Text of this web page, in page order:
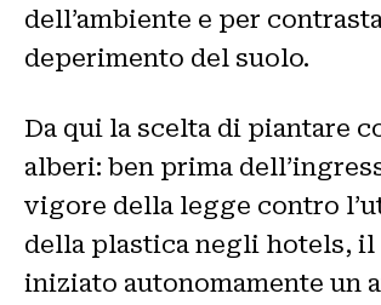
dell’ambiente e per
deperimento del suolo.
Da qui la scelta di piantare
alberi: ben prima
vigore della legge contro
della plastica negli hotels, il
iniziato autonomamente un